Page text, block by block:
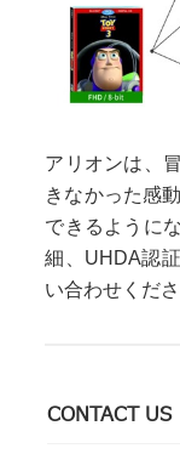
アリオンは、
きなかった感
できるように
細、UHDA認
い合わせくださ
CONTACT US